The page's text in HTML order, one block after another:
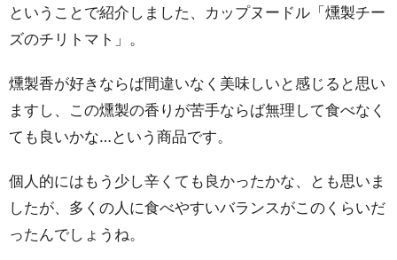
ということで紹介しました、カップヌードル「燻製チー
ズのチリトマト」。
燻製香が好きならば間違いなく美味しいと感じると思い
ますし、この燻製の香りが苦手ならば無理して食べなく
ても良いかな…という商品です。
個人的にはもう少し辛くても良かったかな、とも思いま
したが、多くの人に食べやすいバランスがこのくらいだ
ったんでしょうね。